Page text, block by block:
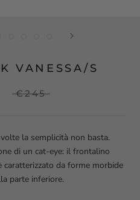
VANESSA/S
€245
la semplicità non basta.
di un cat-eye: il frontalino
caratterizzato da forme morbide
parte inferiore.